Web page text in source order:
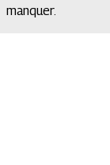
manquer.